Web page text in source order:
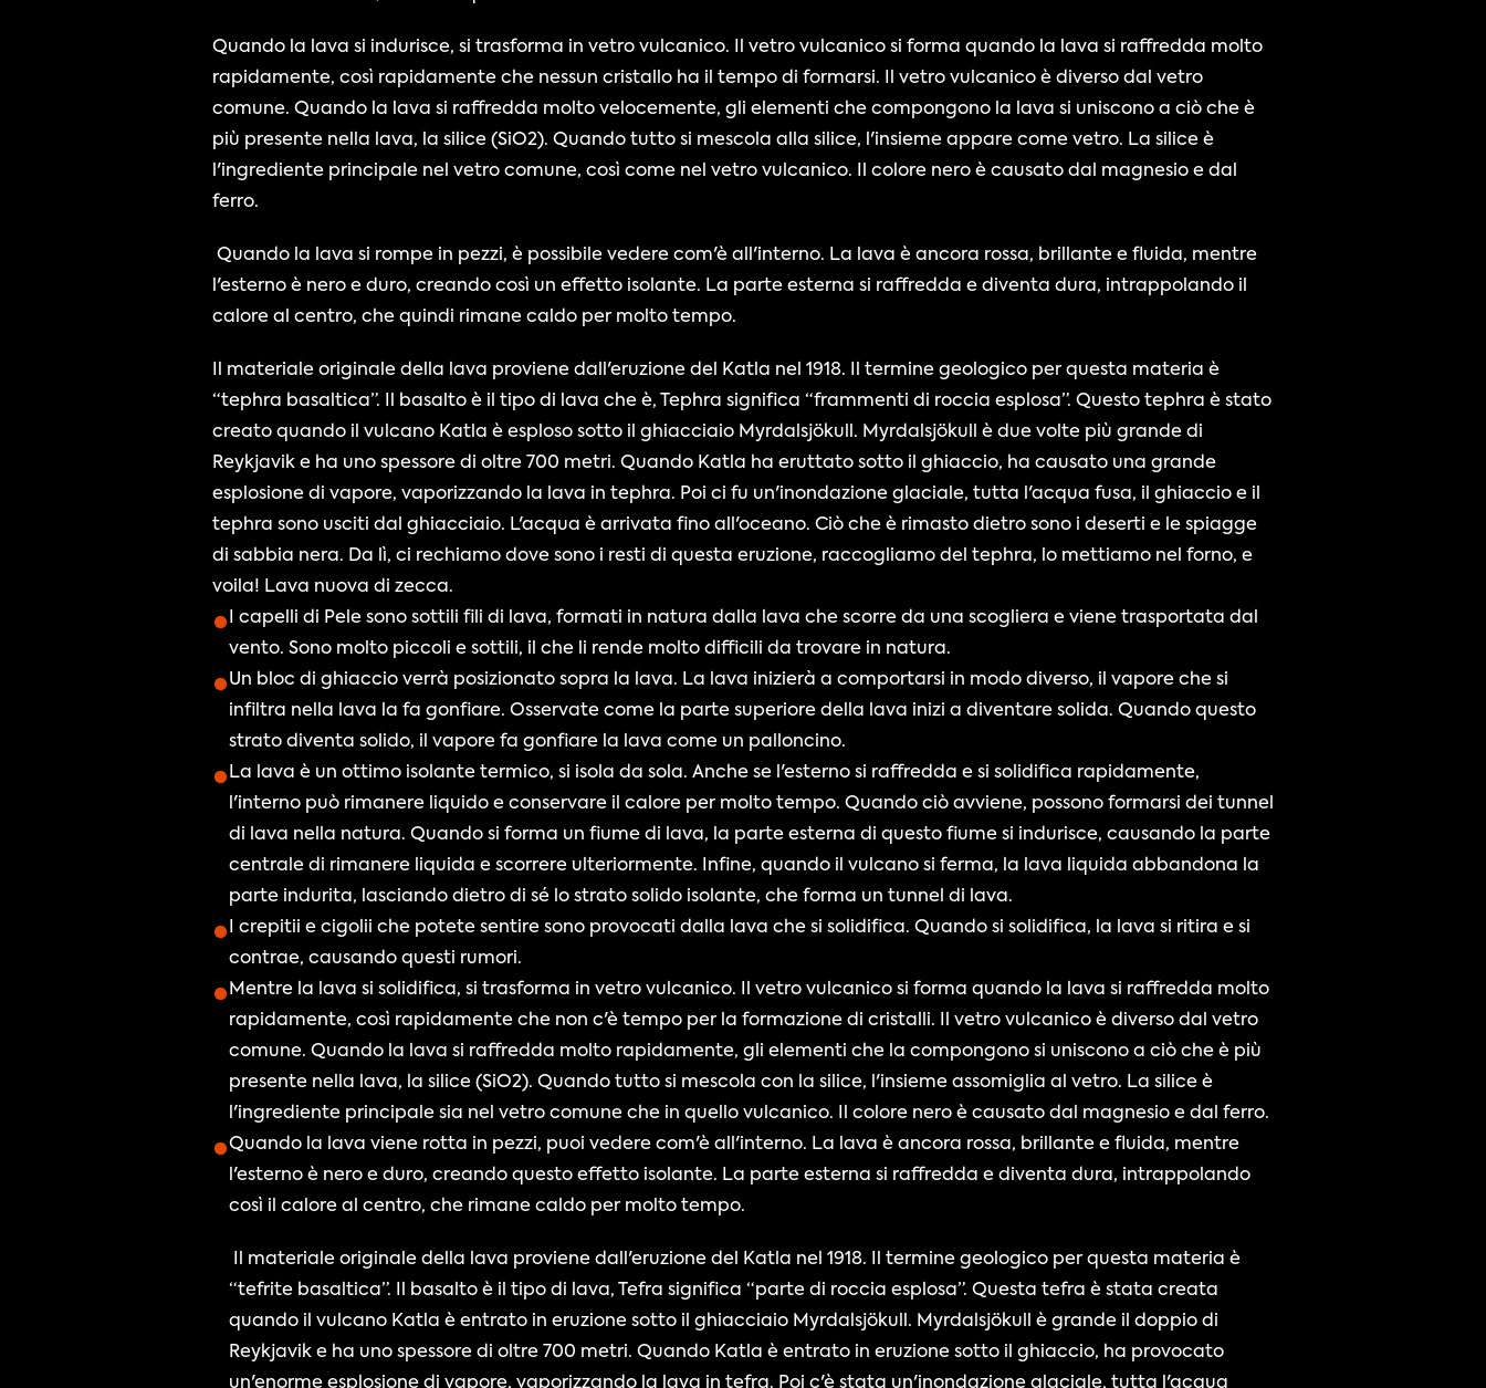
Quando la lava si indurisce, si trasforma in vetro vulcanico. Il vetro vulcanico si forma quando la lava si raffredda molto
rapidamente, così rapidamente che nessun cristallo ha il tempo di formarsi. Il vetro vulcanico è diverso dal vetro
comune. Quando la lava si raffredda molto velocemente, gli elementi che compongono la lava si uniscono a ciò che è
più presente nella lava, la silice (SiO2). Quando tutto si mescola alla silice, l'insieme appare come vetro. La silice è
l'ingrediente principale nel vetro comune, così come nel vetro vulcanico. Il colore nero è causato dal magnesio e dal
ferro.
l'esterno è nero e duro, creando così un effetto isolante. La parte esterna si raffredda e diventa dura, intrappolando il
calore al centro, che quindi rimane caldo per molto tempo.
Il materiale originale della lava proviene dall'eruzione del Katla nel 1918. Il termine geologico per questa materia è
“tephra basaltica”. Il basalto è il tipo di lava che è, Tephra significa “frammenti di roccia esplosa”. Questo tephra è stato
creato quando il vulcano Katla è esploso sotto il ghiacciaio Myrdalsjökull. Myrdalsjökull è due volte più grande di
Reykjavik e ha uno spessore di oltre 700 metri. Quando Katla ha eruttato sotto il ghiaccio, ha causato una grande
esplosione di vapore, vaporizzando la lava in tephra. Poi ci fu un'inondazione glaciale, tutta l'acqua fusa, il ghiaccio e il
tephra sono usciti dal ghiacciaio. L'acqua è arrivata fino all'oceano. Ciò che è rimasto dietro sono i deserti e le spiagge
di sabbia nera. Da lì, ci rechiamo dove sono i resti di questa eruzione, raccogliamo del tephra, lo mettiamo nel forno, e
voila! Lava nuova di zecca.
I capelli di Pele sono sottili fili di lava, formati in natura dalla lava che scorre da una scogliera e viene trasportata dal
vento. Sono molto piccoli e sottili, il che li rende molto difficili da trovare in natura.
Un bloc di ghiaccio verrà posizionato sopra la lava. La lava inizierà a comportarsi in modo diverso, il vapore che si
infiltra nella lava la fa gonfiare. Osservate come la parte superiore della lava inizi a diventare solida. Quando questo
strato diventa solido, il vapore fa gonfiare la lava come un palloncino.
La lava è un ottimo isolante termico, si isola da sola. Anche se l'esterno si raffredda e si solidifica rapidamente,
l'interno può rimanere liquido e conservare il calore per molto tempo. Quando ciò avviene, possono formarsi dei tunnel
di lava nella natura. Quando si forma un fiume di lava, la parte esterna di questo fiume si indurisce, causando la parte
centrale di rimanere liquida e scorrere ulteriormente. Infine, quando il vulcano si ferma, la lava liquida abbandona la
parte indurita, lasciando dietro di sé lo strato solido isolante, che forma un tunnel di lava.
I crepitii e cigolii che potete sentire sono provocati dalla lava che si solidifica. Quando si solidifica, la lava si ritira e si
contrae, causando questi rumori.
Mentre la lava si solidifica, si trasforma in vetro vulcanico. Il vetro vulcanico si forma quando la lava si raffredda molto
rapidamente, così rapidamente che non c'è tempo per la formazione di cristalli. Il vetro vulcanico è diverso dal vetro
comune. Quando la lava si raffredda molto rapidamente, gli elementi che la compongono si uniscono a ciò che è più
presente nella lava, la silice (SiO2). Quando tutto si mescola con la silice, l'insieme assomiglia al vetro. La silice è
l'ingrediente principale sia nel vetro comune che in quello vulcanico. Il colore nero è causato dal magnesio e dal ferro.
Quando la lava viene rotta in pezzi, puoi vedere com'è all'interno. La lava è ancora rossa, brillante e fluida, mentre
l'esterno è nero e duro, creando questo effetto isolante. La parte esterna si raffredda e diventa dura, intrappolando
così il calore al centro, che rimane caldo per molto tempo.
“tefrite basaltica”. Il basalto è il tipo di lava, Tefra significa “parte di roccia esplosa”. Questa tefra è stata creata
quando il vulcano Katla è entrato in eruzione sotto il ghiacciaio Myrdalsjökull. Myrdalsjökull è grande il doppio di
Reykjavik e ha uno spessore di oltre 700 metri. Quando Katla è entrato in eruzione sotto il ghiaccio, ha provocato
un'enorme esplosione di vapore, vaporizzando la lava in tefra. Poi c'è stata un'inondazione glaciale, tutta l'acqua